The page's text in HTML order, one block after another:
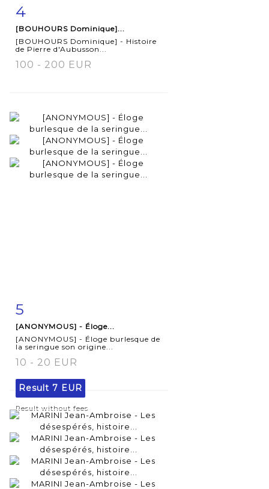
4
[BOUHOURS Dominique]...
[BOUHOURS Dominique] - Histoire
de Pierre d'Aubusson...
100 - 200 EUR
5
[ANONYMOUS] - Éloge...
[ANONYMOUS] - Éloge burlesque de
la seringue son origine...
10 - 20 EUR
Result 7 EUR
Result without fees